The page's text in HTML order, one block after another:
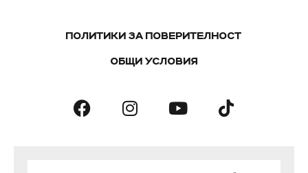
ПОЛИТИКИ ЗА ПОВЕРИТЕЛНОСТ
ОБЩИ УСЛОВИЯ